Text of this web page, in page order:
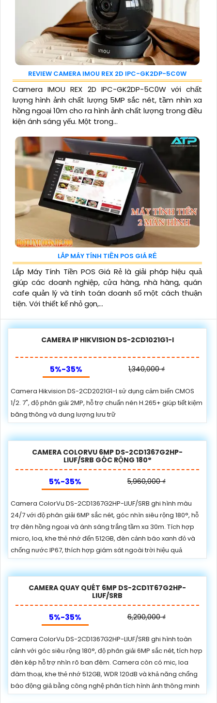
REVIEW CAMERA IMOU REX 2D IPC-GK2DP-5C0W
Camera IMOU REX 2D IPC-GK2DP-5C0W với chất
lượng hình ảnh chất lượng 5MP sắc nét, tầm nhìn xa
hồng ngoại 10m cho ra hình ảnh chất lượng trong điều
kiện ánh sáng yếu. Một trong...
LẮP MÁY TÍNH TIỀN POS GIÁ RẺ
Lắp Máy Tính Tiền POS Giá Rẻ là giải pháp hiệu quả
giúp các doanh nghiệp, cửa hàng, nhà hàng, quán
cafe quản lý và tính toán doanh số một cách thuận
tiện. Với thiết kế nhỏ gọn,...
CAMERA IP HIKVISION DS-2CD1021G1-I
5%-35% 1,340,000 ₫
Camera Hikvision DS-2CD2021G1-I sử dụng cảm biến CMOS
1/2. 7", độ phân giải 2MP, hỗ trợ chuẩn nén H.265+ giúp tiết kiệm
băng thông và dung lượng lưu trữ
CAMERA COLORVU 6MP DS-2CD1367G2HP-
LIUF/SRB GÓC RỘNG 180°
5%-35% 5,960,000 ₫
Camera ColorVu DS-2CD1367G2HP-LIUF/SRB ghi hình màu
24/7 với độ phân giải 6MP sắc nét, góc nhìn siêu rộng 180°, hỗ
trợ đèn hồng ngoại và ánh sáng trắng tầm xa 30m. Tích hợp
micro, loa, khe thẻ nhớ đến 512GB, đèn cảnh báo xanh đỏ và
chống nước IP67, thích hợp giám sát ngoài trời hiệu quả
CAMERA QUAY QUÉT 6MP DS-2CD1T67G2HP-
LIUF/SRB
5%-35% 6,290,000 ₫
Camera ColorVu DS-2CD1367G2HP-LIUF/SRB ghi hình toàn
cảnh với góc siêu rộng 180°, độ phân giải 6MP sắc nét, tích hợp
đèn kép hỗ trợ nhìn rõ ban đêm. Camera còn có mic, loa
đàm thoại, khe thẻ nhớ 512GB, WDR 120dB và khả năng chống
báo động giả bằng công nghệ phân tích hình ảnh thông minh